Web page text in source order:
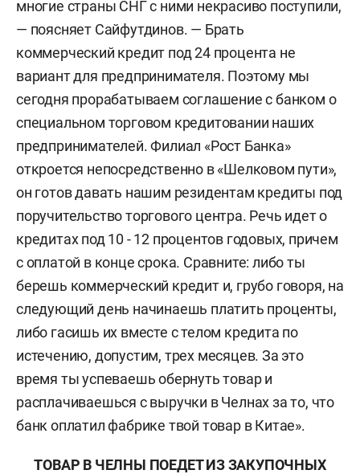
многие страны СНГ с ними некрасиво поступили,
— поясняет Сайфутдинов. — Брать
коммерческий кредит под 24 процента не
вариант для предпринимателя. Поэтому мы
сегодня прорабатываем соглашение с банком о
специальном торговом кредитовании наших
предпринимателей. Филиал «Рост Банка»
откроется непосредственно в «Шелковом пути»,
он готов давать нашим резидентам кредиты под
поручительство торгового центра. Речь идет о
кредитах под 10 - 12 процентов годовых, причем
с оплатой в конце срока. Сравните: либо ты
берешь коммерческий кредит и, грубо говоря, на
следующий день начинаешь платить проценты,
либо гасишь их вместе с телом кредита по
истечению, допустим, трех месяцев. За это
время ты успеваешь обернуть товар и
расплачиваешься с выручки в Челнах за то, что
банк оплатил фабрике твой товар в Китае».
ТОВАР В ЧЕЛНЫ ПОЕДЕТ ИЗ ЗАКУПОЧНЫХ